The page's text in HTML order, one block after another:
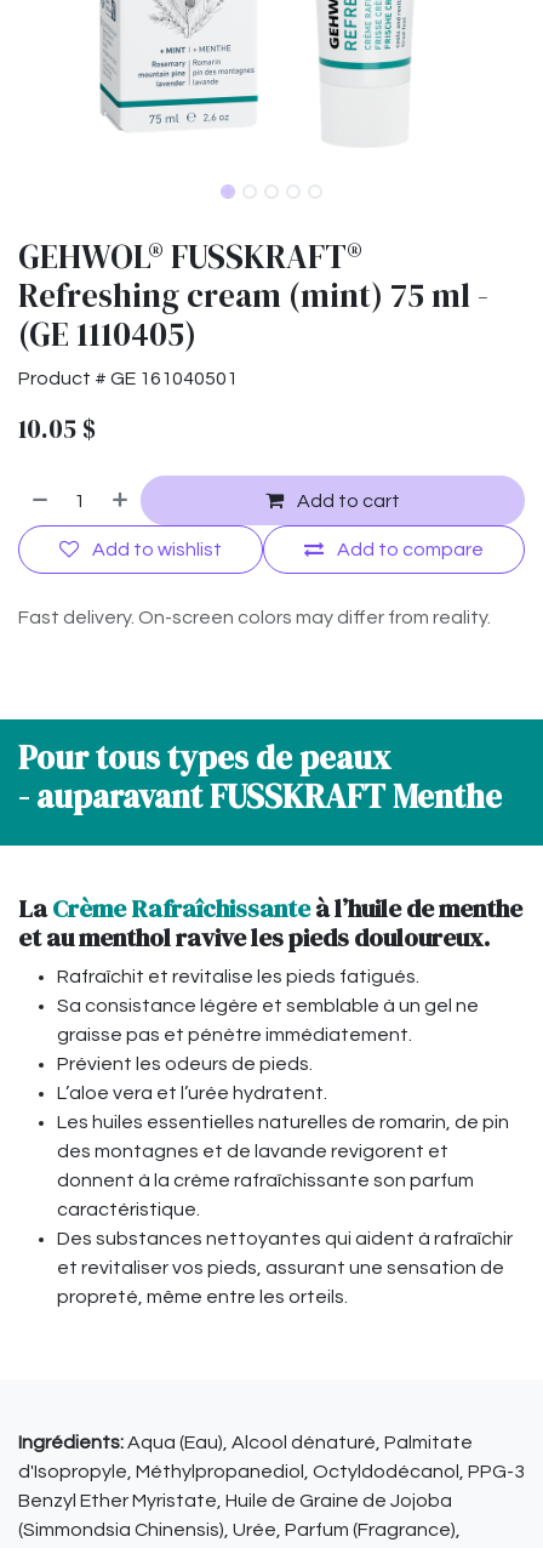
GEHWOL® FUSSKRAFT®
Refreshing cream (mint) 75 ml -
(GE 1110405)
Product # GE 161040501
10.05 $
Add to cart
Add to compare
Add to wishlist
Fast delivery. On-screen colors may differ from reality.
Pour tous types de peaux
- auparavant FUSSKRAFT Menthe
​LaCrème Rafraîchissanteà l’huile de menthe
et au menthol ravive les pieds douloureux.
Rafraîchit et revitalise les pieds fatigués.
Sa consistance légère et semblable à un gel ne
graisse pas et pénètre immédiatement.​
Prévient les odeurs de pieds.
L’aloe vera et l’urée hydratent.
Les huiles essentielles naturelles de romarin, de pin
des montagnes et de lavande revigorent et
donnent à la crème rafraîchissante son parfum
caractéristique.​
Des substances nettoyantes qui aident à rafraîchir
et revitaliser vos pieds, assurant une sensation de
propreté, même entre les orteils.​
Ingrédients:Aqua (Eau), Alcool dénaturé, Palmitate
d'Isopropyle, Méthylpropanediol, Octyldodécanol, PPG-3
Benzyl Ether Myristate, Huile de Graine de Jojoba
(Simmondsia Chinensis), Urée, Parfum (Fragrance),